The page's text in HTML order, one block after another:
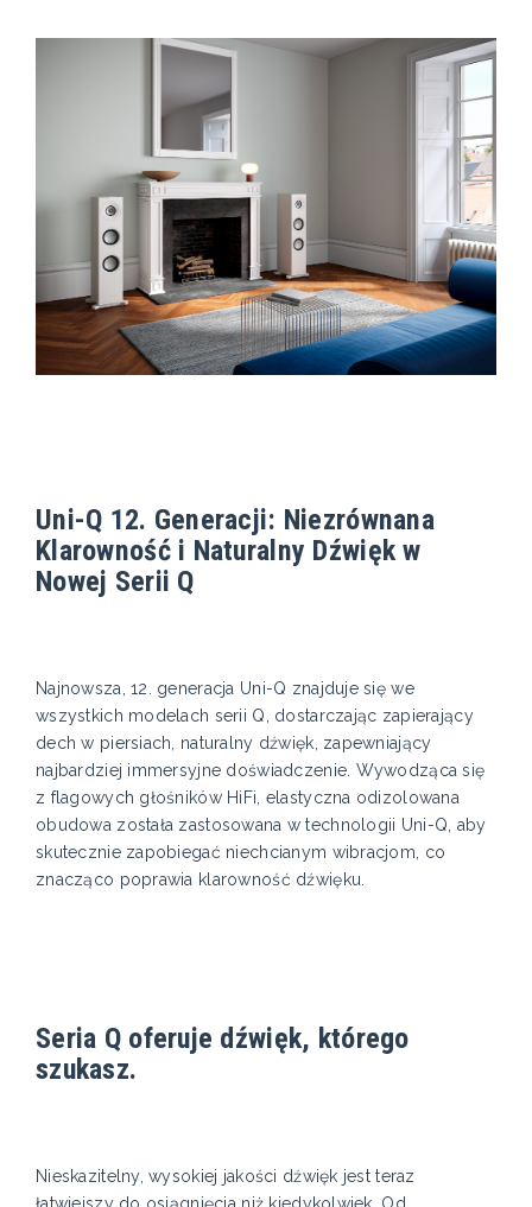
Uni-Q 12. Generacji: Niezrównana
Klarowność i Naturalny Dźwięk w
Nowej Serii Q
Najnowsza, 12. generacja Uni-Q znajduje się we
wszystkich modelach serii Q, dostarczając zapierający
dech w piersiach, naturalny dźwięk, zapewniający
najbardziej immersyjne doświadczenie. Wywodząca się
z flagowych głośników HiFi, elastyczna odizolowana
obudowa została zastosowana w technologii Uni-Q, aby
skutecznie zapobiegać niechcianym wibracjom, co
znacząco poprawia klarowność dźwięku.
Seria Q oferuje dźwięk, którego
szukasz.
Nieskazitelny, wysokiej jakości dźwięk jest teraz
łatwiejszy do osiągnięcia niż kiedykolwiek. Od